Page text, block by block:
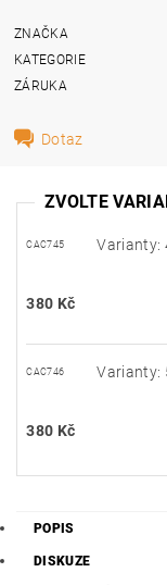
ZNAČKA
KATEGORIE
ZÁRUKA
Dotaz
ZVOLTE
CAC745 Varianty:
380 Kč
CAC746 Varianty:
380 Kč
POPIS
DISKUZE